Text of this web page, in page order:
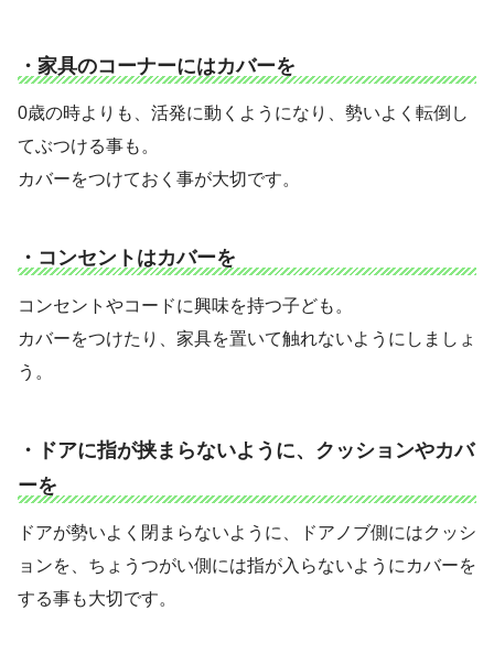
・家具のコーナーにはカバーを
0歳の時よりも、活発に動くようになり、勢いよく転倒し
てぶつける事も。
カバーをつけておく事が大切です。
・コンセントはカバーを
コンセントやコードに興味を持つ子ども。
カバーをつけたり、家具を置いて触れないようにしましょ
う。
・ドアに指が挟まらないように、クッションやカバ
ーを
ドアが勢いよく閉まらないように、ドアノブ側にはクッシ
ョンを、ちょうつがい側には指が入らないようにカバーを
する事も大切です。